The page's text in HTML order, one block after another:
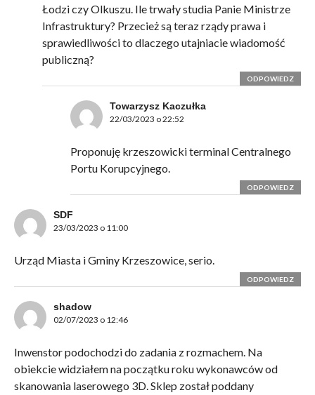
Łodzi czy Olkuszu. Ile trwały studia Panie Ministrze
Infrastruktury? Przecież są teraz rządy prawa i
sprawiedliwości to dlaczego utajniacie wiadomość
publiczną?
ODPOWIEDZ
Towarzysz Kaczułka
22/03/2023 o 22:52
Proponuję krzeszowicki terminal Centralnego
Portu Korupcyjnego.
ODPOWIEDZ
SDF
23/03/2023 o 11:00
Urząd Miasta i Gminy Krzeszowice, serio.
ODPOWIEDZ
shadow
02/07/2023 o 12:46
Inwenstor podochodzi do zadania z rozmachem. Na
obiekcie widziałem na początku roku wykonawców od
skanowania laserowego 3D. Sklep został poddany